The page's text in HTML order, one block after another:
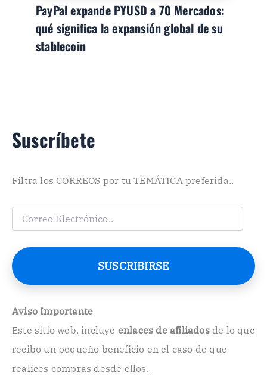
PayPal expande PYUSD a 70 Mercados:
qué significa la expansión global de su
stablecoin
Suscríbete
Filtra los CORREOS por tu TEMÁTICA preferida..
e
o
e
t
ó
n
SUSCRIBIRSE
Aviso Importante
Este sitio web, incluye enlaces de afiliadosde lo que
recibo un pequeño beneficio en el caso de que
realices compras desde ellos.